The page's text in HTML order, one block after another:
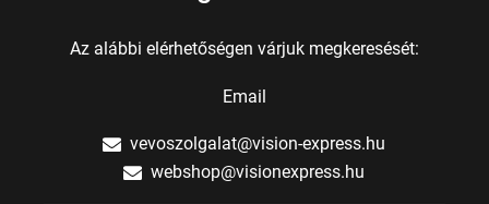
Az alábbi elérhetőségen várjuk megkeresését:
Email
vevoszolgalat@vision-express.hu
webshop@visionexpress.hu